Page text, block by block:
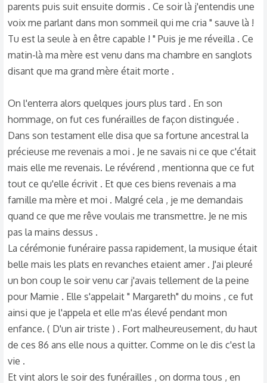
parents puis suit ensuite dormis . Ce soir là j'entendis une
voix me parlant dans mon sommeil qui me cria " sauve là !
Tu est la seule à en être capable ! " Puis je me réveilla . Ce
matin-là ma mère est venu dans ma chambre en sanglots
disant que ma grand mère était morte .
On l'enterra alors quelques jours plus tard . En son
hommage, on fut ces funérailles de façon distinguée .
Dans son testament elle disa que sa fortune ancestral la
précieuse me revenais a moi . Je ne savais ni ce que c'était
mais elle me revenais. Le révérend , mentionna que ce fut
tout ce qu'elle écrivit . Et que ces biens revenais a ma
famille ma mère et moi . Malgré cela , je me demandais
quand ce que me rêve voulais me transmettre. Je ne mis
pas la mains dessus .
La cérémonie funéraire passa rapidement, la musique était
belle mais les plats en revanches etaient amer . J'ai pleuré
un bon coup le soir venu car j'avais tellement de la peine
pour Mamie . Elle s'appelait " Margareth" du moins , ce fut
ainsi que je l'appela et elle m'as élevé pendant mon
enfance. ( D'un air triste ) . Fort malheureusement, du haut
de ces 86 ans elle nous a quitter. Comme on le dis c'est la
vie .
Et vint alors le soir des funérailles , on dorma tous , en